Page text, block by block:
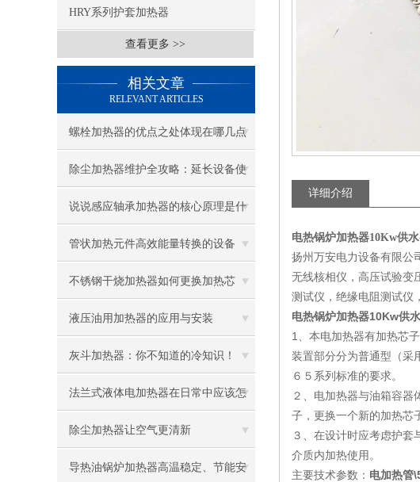
HRY系列护套加热器
查看更多 >>
相关文章
RELEVANT ARTICLES
螺栓加热器的优点之处体现在哪几点
除尘加热器维护全攻略：延长设备使
用寿命
说说感应轴承加热器的核心原理是什
么呢
管状加热元件高效能量转换的设备
不锈钢干烧加热器如何更换加热芯
液压油用加热器的应用与安装
灰斗加热器：你不知道的冷知识！
法兰式液体电加热器在日常中应该怎
样维护保养呢
除尘加热器让空气更清新
导热油锅炉加热器高温稳定、节能安
详细介绍
电热锅炉加热器10Kw供
扬州万安电力设备有限公
无线核相仪，高压试验变
测试仪，绝缘电阻测试仪
电热锅炉加热器10Kw供
1、本电加热器有加热芯
装置部分分为普通型（采
６５系列标准的要求。
２、电加热器与油箱容
子，更换一个新的加热芯
３、在设计时应考虑护
介质内加热使用。
主要技术参数： 电加热管